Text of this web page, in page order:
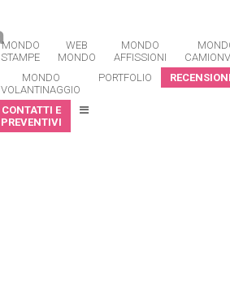
MONDO
STAMPE
WEB
MONDO
MONDO
AFFISSIONI
MONDO
VOLANTINAGGIO
PORTFOLIO RECENSIONI
CONTATTI E
PREVENTIVI